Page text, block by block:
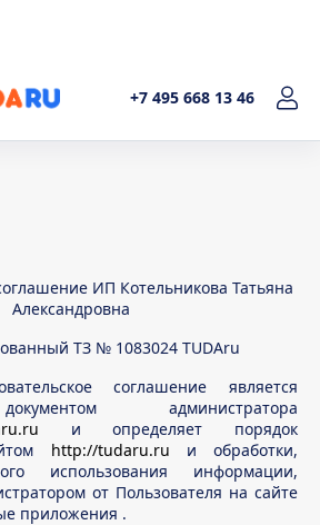
+7 495 668 13 46
ИП Котельникова Татьяна
Александровна
ТЗ № 1083024 TUDAru
соглашение является
администратора
и определяет порядок
http://tudaru.ru и обработки,
использования информации,
от Пользователя на сайте
приложения .